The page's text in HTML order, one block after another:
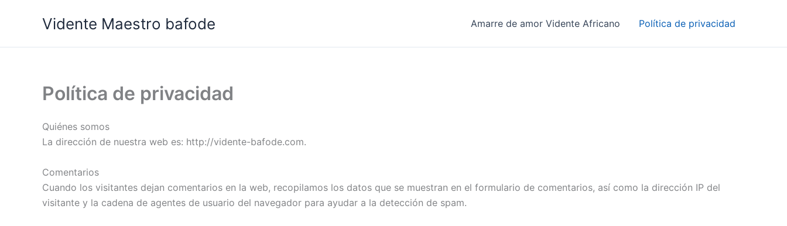
Vidente Maestro bafode Amarre de amor Vidente Africano Política de privacidad
Política de privacidad
Quiénes somos
La dirección de nuestra web es: http://vidente-bafode.com.
Comentarios
Cuando los visitantes dejan comentarios en la web, recopilamos los datos que se muestran en el formulario de comentarios, así como la dirección IP del
visitante y la cadena de agentes de usuario del navegador para ayudar a la detección de spam.